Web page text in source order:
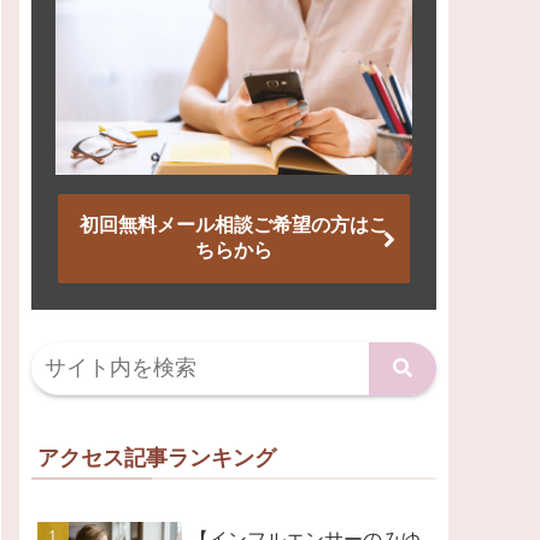
初回無料メール相談ご希望の方はこ
ちらから
アクセス記事ランキング